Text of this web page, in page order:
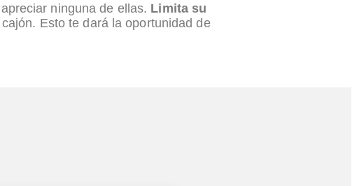
ninguna de ellas. Limita su
Esto te dará la oportunidad de